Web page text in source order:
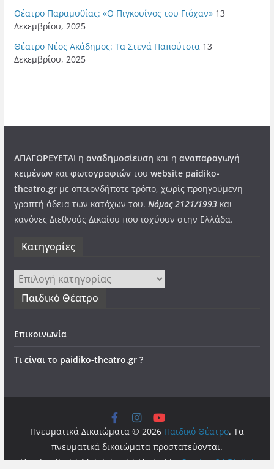
Θέατρο Παραμυθίας: «Ο Πιγκουίνος του Γιόχαν» 13
Δεκεμβρίου, 2025
Θέατρο Νέος Ακάδημος: Τα Στενά Παπούτσια 13
Δεκεμβρίου, 2025
ΑΠΑΓΟΡΕΥΕΤΑΙ η αναδημοσίευση και η αναπαραγωγή
κειμένωνκαι φωτογραφιώντου website paidiko-
theatro.grμε οποιονδήποτε τρόπο, χωρίς προηγούμενη
γραπτή άδεια των κατόχων του. Νόμος 2121/1993και
κανόνες Διεθνούς Δικαίου που ισχύουν στην Ελλάδα.
Kατηγορίες
Kατηγορίες
Παιδικό Θέατρο
Επικοινωνία
Τι είναι το paidiko-theatro.gr ?
Πνευματικά Δικαιώματα © 2026 Παιδικό Θέατρο. Τα
πνευματικά δικαιώματα προστατεύονται.
Handcrafted | Maintained | Hosted byServices24 Digital